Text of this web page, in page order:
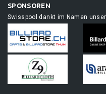
SPONSOREN
Swisspool dankt im Namen